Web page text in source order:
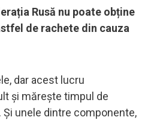
Rusă nu poate obține
de rachete din cauza
dar acest lucru
și mărește timpul de
Și unele dintre componente,